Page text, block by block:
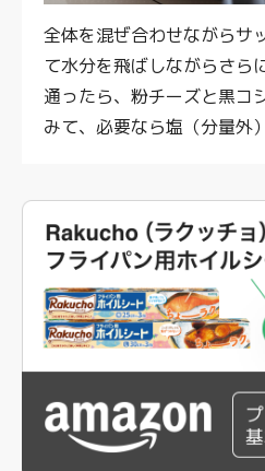
全体を混ぜ合わせながらサ
て水分を飛ばしながらさら
通ったら、粉チーズと黒コ
みて、必要なら塩（分量外